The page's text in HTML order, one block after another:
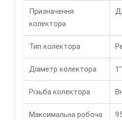
Призначення
колектора
Тип колектора
Діаметр колектора 1"
Різьба колектора
Максимальна робоча